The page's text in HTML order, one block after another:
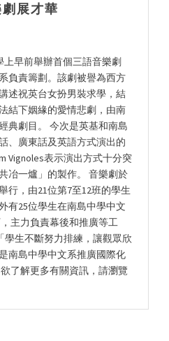
展才華
上早前舉辦首個三語音樂劇
負責籌劃。該劇被譽為西方
述祝英台女扮男裝求學，結
結下姻緣的愛情悲劇，由南
典劇目。 今次是英基和南島
、廣東話及英語方式演出的
Vignoles表示演出方式十分突
冶一爐」的製作。 音樂劇於
行，由21位第7至12班的學生
有25位學生在南島中學中文
主力負責幕後和推廣等工
學生不斷努力排練，讓觀眾欣
南島中學中文系推廣國際化
了解更多有關資訊，請瀏覽